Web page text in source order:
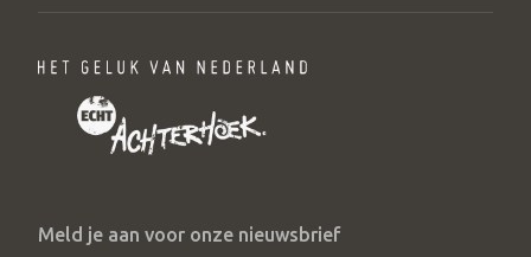
Meld je aan voor onze nieuwsbrief